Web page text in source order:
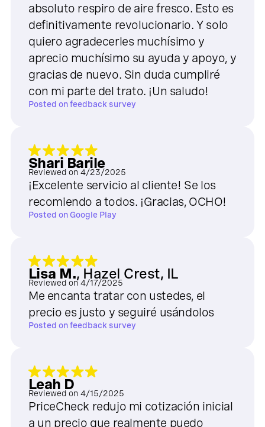
absoluto respiro de aire fresco. Esto es
definitivamente revolucionario. Y solo
quiero agradecerles muchísimo y
aprecio muchísimo su ayuda y apoyo, y
gracias de nuevo. Sin duda cumpliré
con mi parte del trato. ¡Un saludo!
Posted onfeedback survey
Shari Barile
Reviewed on 4/23/2025
¡Excelente servicio al cliente! Se los
recomiendo a todos. ¡Gracias, OCHO!
Posted on Google Play
Lisa M., Hazel Crest, IL
Reviewed on4/17/2025
Me encanta tratar con ustedes, el
precio es justo y seguiré usándolos
Posted onfeedback survey
Leah D
Reviewed on 4/15/2025
PriceCheck redujo mi cotización inicial
a un precio que realmente puedo